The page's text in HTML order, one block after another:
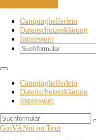
Campinghelferlein
Datenschutzerklärung
Impressum
Campinghelferlein
Datenschutzerklärung
Impressum
GioVANni on Tour